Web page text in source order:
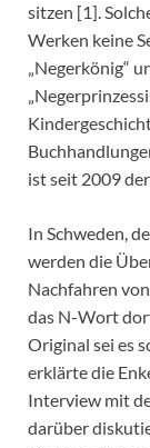
sitzen [1].
Werken keine
„Negerkönig“
ist seit 2009
In Schweden,
werden die
Nachfahren
das N-Wort
Original sei es
erklärte die
Interview mit
darüber